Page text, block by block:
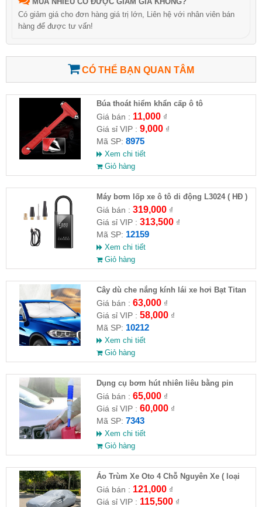
Có giảm giá cho đơn hàng giá trị lớn, Liên hệ với nhân viên bán
hàng để được tư vấn!
CÓ THỂ BẠN QUAN TÂM
Búa thoát hiểm khẩn cấp ô tô
Giá bán : 11,000₫
Giá sỉ VIP : 9,000₫
Mã SP: 8975
Xem chi tiết
Giỏ hàng
Máy bơm lốp xe ô tô di động L3024 ( HĐ )
Giá bán : 319,000₫
Giá sỉ VIP : 313,500₫
Mã SP: 12159
Xem chi tiết
Giỏ hàng
Cây dù che nắng kính lái xe hơi Bạt Titan
Giá bán : 63,000₫
Giá sỉ VIP : 58,000₫
Mã SP: 10212
Xem chi tiết
Giỏ hàng
Dụng cụ bơm hút nhiên liêu bằng pin
Giá bán : 65,000₫
Giá sỉ VIP : 60,000₫
Mã SP: 7343
Xem chi tiết
Giỏ hàng
Áo Trùm Xe Oto 4 Chỗ Nguyên Xe ( loại
lớn )( HĐ )
Giá bán : 121,000₫
Giá sỉ VIP : 115,500₫